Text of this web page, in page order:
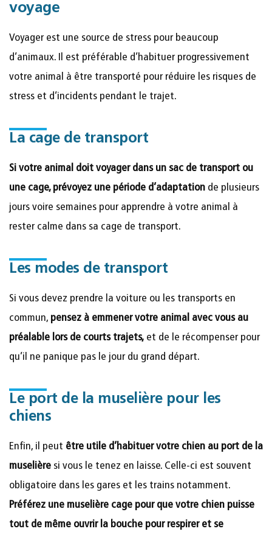
voyage
Voyager est une source de stress pour beaucoup
d’animaux. Il est préférable d’habituer progressivement
votre animal à être transporté pour réduire les risques de
stress et d’incidents pendant le trajet.
La cage de transport
Si votre animal doit voyager dans un sac de transport ou
une cage, prévoyez une période d’adaptation de plusieurs
jours voire semaines pour apprendre à votre animal à
rester calme dans sa cage de transport.
Les modes de transport
Si vous devez prendre la voiture ou les transports en
commun, pensez à emmener votre animal avec vous au
préalable lors de courts trajets, et de le récompenser pour
qu’il ne panique pas le jour du grand départ.
Le port de la muselière pour les
chiens
Enfin, il peut être utile d’habituer votre chien au port de la
muselière si vous le tenez en laisse. Celle-ci est souvent
obligatoire dans les gares et les trains notamment.
Préférez une muselière cage pour que votre chien puisse
tout de même ouvrir la bouche pour respirer et se